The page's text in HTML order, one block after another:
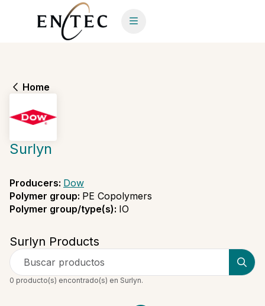
Home
Surlyn
Producers: Dow
Polymer group: PE Copolymers
Polymer group/type(s): IO
Surlyn Products
Buscar productos
0 producto(s) encontrado(s) en Surlyn.